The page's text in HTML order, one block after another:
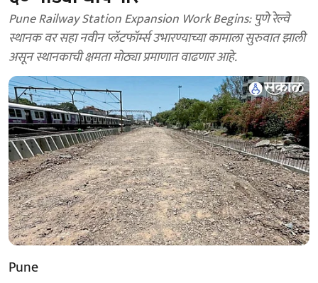
Pune Railway Station Expansion Work Begins: पुणे रेल्वे
स्थानक वर सहा नवीन प्लॅटफॉर्म्स उभारण्याच्या कामाला सुरुवात झाली
असून स्थानकाची क्षमता मोठ्या प्रमाणात वाढणार आहे.
Pune